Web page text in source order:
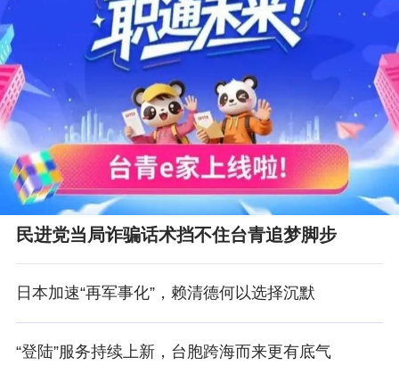
民进党当局诈骗话术挡不住台青追梦脚步
日本加速“再军事化”，赖清德何以选择沉默
“登陆”服务持续上新，台胞跨海而来更有底气